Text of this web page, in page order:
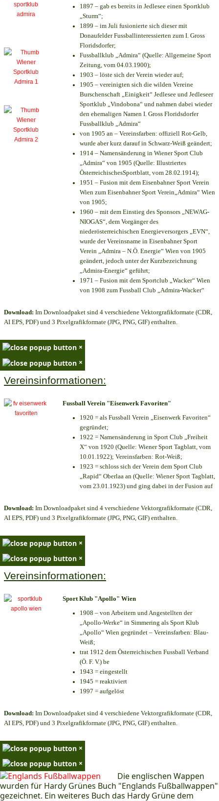
1897 – gab es bereits in Jedlesee einen Sportklub
„Sturm“;
1899 – im Juli fusionierte sich dieser mit
Donaufelder Fussballinteressierten zum I. Gross
Floridsdorfer;
Fussballklub „Admira“ (Quelle: Allgemeine Sport
Zeitung, vom 04.03.1900);
1903 – löste sich der Verein wieder auf;
1905 – vereinigten sich die wilden Vereine
Burschenschaft „Einigkeit“ Jedlesee und Jedleseer
Sportklub „Vindobona“ und nahmen dabei wieder
den ehemaligen Namen I. Gross Floridsdorfer
Fussballklub „Admira“
von 1905 an – Vereinsfarben: offiziell Rot-Gelb,
wurde aber kurz darauf in Schwarz-Weiß geändert;
1914 – Namensänderung in Wiener Sport Club
„Admira“ von 1905 (Quelle: Illustriertes
ÖsterreichischesSportblatt, vom 28.02.1914);
1951 – Fusion mit dem Eisenbahner Sport Verein
Wien zum Eisenbahner Sport Verein„Admira“ Wien
von 1905;
1960 – mit dem Einstieg des Sponsors „NEWAG-
NIOGAS“, dem Vorgänger des
niederösterreichischen Energieversorgers „EVN“,
wurde der Vereinsname in Eisenbahner Sport
Verein „Admira – N.Ö. Energie“ Wien von 1905
geändert, jedoch unter der Kurzbezeichnung
„Admira-Energie“ geführt;
1971 – Fusion mit dem Sportclub „Wacker“ Wien
von 1908 zum Fussball Club „Admira-Wacker“
Download: Im Downloadpaket sind 4 verschiedene Vektorgrafikformate (CDR,
AI EPS, PDF) und 3 Pixelgrafikformate (JPG, PNG, GIF) enthalten.
×
×
Vereinsinformationen:
Fussball Verein "Eisenwerk Favoriten"
1920 = als Fussball Verein „Eisenwerk Favoriten“
gegründet;
1922 = Namensänderung in Sport Club „Freiheit
X“ von 1920 (Quelle: Wiener Sport Tagblatt, vom
10.01.1922); Vereinsfarben: Rot-Weiß;
1923 = schloss sich der Verein dem Sport Club
„Rapid“ Oberlaa an (Quelle: Wiener Sport Tagblatt,
vom 23.01.1923) und ging dabei in der Fusion auf
Download: Im Downloadpaket sind 4 verschiedene Vektorgrafikformate (CDR,
AI EPS, PDF) und 3 Pixelgrafikformate (JPG, PNG, GIF) enthalten.
×
×
Vereinsinformationen:
Sport Klub "Apollo" Wien
1908 – von Arbeitern und Angestellten der
„Apollo-Werke“ in Simmering als Sport Klub
„Apollo“ Wien gegründet – Vereinsfarben: Blau-
Weiß;
trat 1912 dem Österreichischen Fussball Verband
(Ö. F. V.) be
1943 = eingestellt
1945 = reaktiviert
1997 = aufgelöst
Download: Im Downloadpaket sind 4 verschiedene Vektorgrafikformate (CDR,
AI EPS, PDF) und 3 Pixelgrafikformate (JPG, PNG, GIF) enthalten.
×
×
Die englischen Wappen
wurden für Hardy Grünes Buch "Englands Fußballwappen"
gezeichnet. Ein weiteres Buch das Hardy Grüne dem